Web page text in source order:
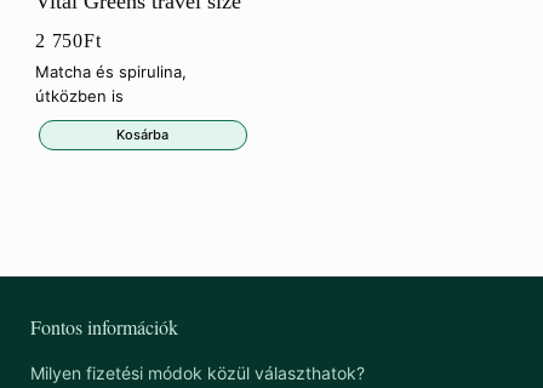
2 750Ft
Matcha és spirulina,
útközben is
Kosárba
Fontos információk
Milyen fizetési módok közül választhatok?